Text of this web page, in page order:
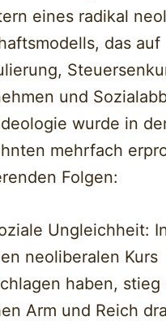
eines radikal
das auf
und
wurde in
mehrfach
Folgen:
Ungleichheit:
neoliberalen Kurs
haben,
Arm und Reich